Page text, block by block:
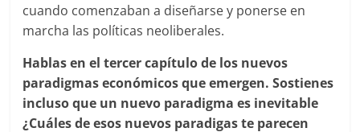
cuando comenzaban a diseñarse y ponerse en
marcha las políticas neoliberales.
Hablas en el tercer capítulo de los nuevos
paradigmas económicos que emergen. Sostienes
incluso que un nuevo paradigma es inevitable
¿Cuáles de esos nuevos paradigas te parecen